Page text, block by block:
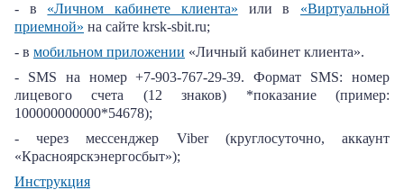
- в «Личном кабинете клиента» или в «Виртуальной
приемной» на сайте krsk-sbit.ru;
- в мобильном приложении «Личный кабинет клиента».
- SMS на номер +7-903-767-29-39. Формат SMS: номер
лицевого счета (12 знаков) *показание (пример:
100000000000*54678);
- через мессенджер Viber (круглосуточно, аккаунт
«Красноярскэнергосбыт»);
Инструкция